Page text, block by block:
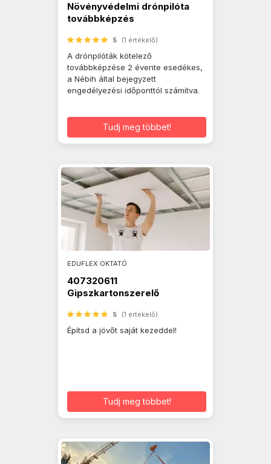
Növényvédelmi drónpilóta
továbbképzés
5 (1 értékelő)
A drónpilóták kötelező
továbbképzése 2 évente esedékes,
a Nébih által bejegyzett
engedélyezési időponttól számítva.
Tudj meg többet!
EDUFLEX OKTATÓ
407320611
Gipszkartonszerelő
5 (1 értékelő)
Építsd a jövőt saját kezeddel!
Tudj meg többet!